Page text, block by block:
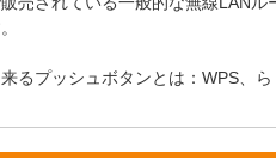
るプッシュボタンとは：WPS、